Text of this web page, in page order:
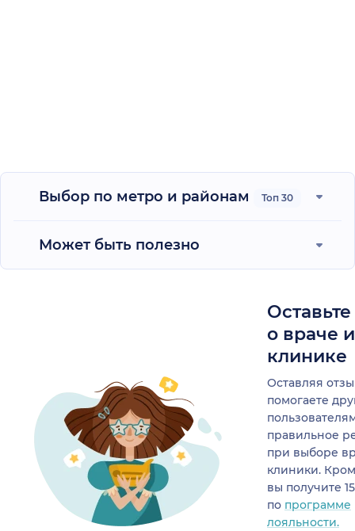
Выбор по метро и районам Топ 30
Может быть полезно
о враче
клинике
Оставляя
помогаете
правильное
при выборе
клиники.
вы получите
по программе
лояльности.